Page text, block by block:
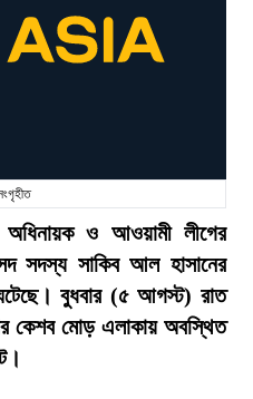
অধিনায়ক ও আওয়ামী লীগের
সদস্য সাকিব আল হাসানের
ঘটেছে। বুধবার (৫ আগস্ট) রাত
কেশব মোড় এলাকায় অবস্থিত